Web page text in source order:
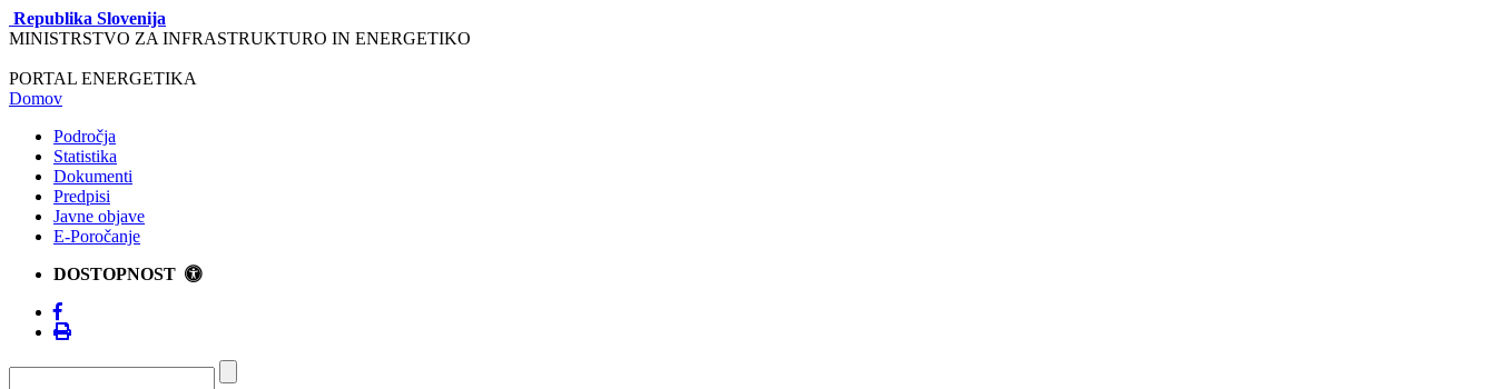
Republika Slovenija
MINISTRSTVO ZA INFRASTRUKTURO IN ENERGETIKO
PORTAL ENERGETIKA
Domov
Področja
Statistika
Dokumenti
Predpisi
Javne objave
E-Poročanje
DOSTOPNOST